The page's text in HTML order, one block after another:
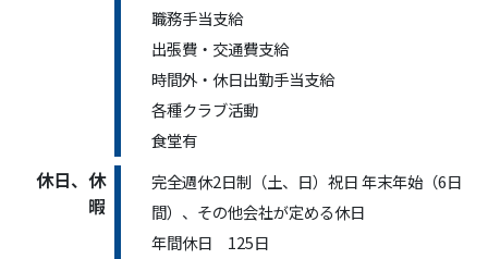
職務手当支給
出張費・交通費支給
時間外・休日出勤手当支給
各種クラブ活動
食堂有
休日、休
暇
完全週休2日制（土、日）祝日 年末年始（6日
間）、その他会社が定める休日
年間休日 125日